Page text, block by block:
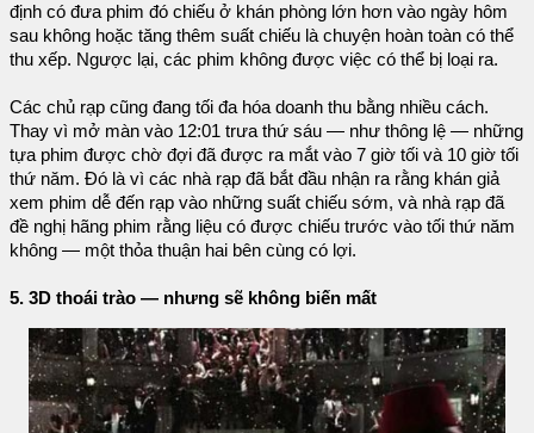
định có đưa phim đó chiếu ở khán phòng lớn hơn vào ngày hôm
sau không hoặc tăng thêm suất chiếu là chuyện hoàn toàn có thể
thu xếp. Ngược lại, các phim không được việc có thể bị loại ra.
Các chủ rạp cũng đang tối đa hóa doanh thu bằng nhiều cách.
Thay vì mở màn vào 12:01 trưa thứ sáu — như thông lệ — những
tựa phim được chờ đợi đã được ra mắt vào 7 giờ tối và 10 giờ tối
thứ năm. Đó là vì các nhà rạp đã bắt đầu nhận ra rằng khán giả
xem phim dễ đến rạp vào những suất chiếu sớm, và nhà rạp đã
đề nghị hãng phim rằng liệu có được chiếu trước vào tối thứ năm
không — một thỏa thuận hai bên cùng có lợi.
5. 3D thoái trào — nhưng sẽ không biến mất